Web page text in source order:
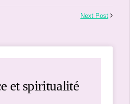
Next Post
et spiritualité